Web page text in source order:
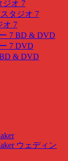
ジオ 7
タジオ 7
オ 7
7 BD & DVD
7 DVD
& DVD
ウェディン